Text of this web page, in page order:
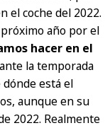
el coche del 2022.
año por el
hacer en el
la temporada
está el
aunque en su
2022. Realmente